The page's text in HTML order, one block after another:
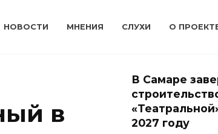
НОВОСТИ МНЕНИЯ СЛУХИ О
в
В Самаре
2027 году